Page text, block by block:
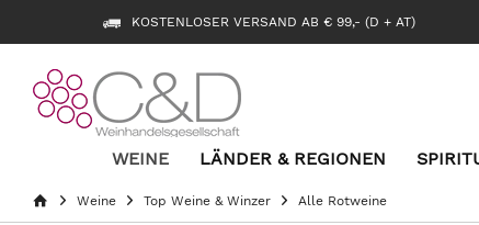
KOSTENLOSER VERSAND AB € 99,- (D + AT)
WEINE LÄNDER & REGIONEN
Weine Top Weine & Winzer Alle Rotweine